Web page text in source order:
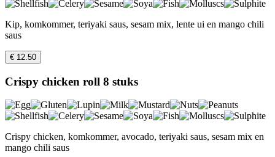
Kip, komkommer, teriyaki saus, sesam mix, lente ui en mango chili
saus
€ 12.50
Crispy chicken roll 8 stuks
Crispy chicken, komkommer, avocado, teriyaki saus, sesam mix en
mango chili saus